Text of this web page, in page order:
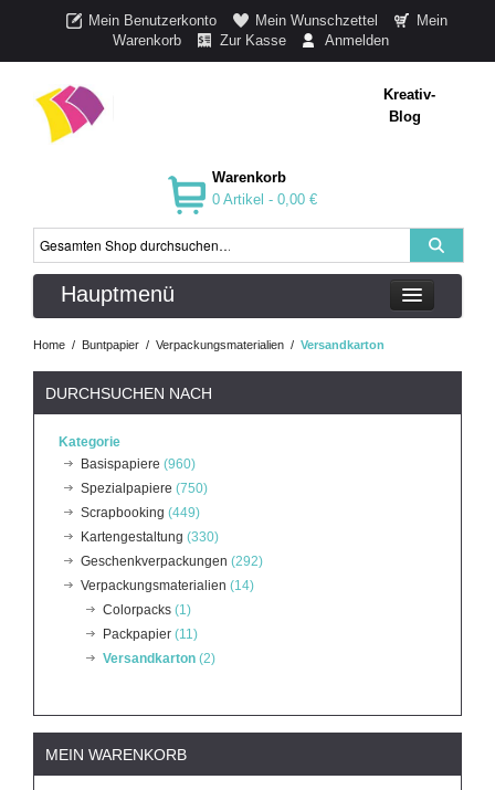
Mein Benutzerkonto Mein Wunschzettel
Mein
Warenkorb
Zur Kasse Anmelden
Kreativ-
Blog
Warenkorb
0 Artikel - 0,00 €
Hauptmenü
Home / Buntpapier / Verpackungsmaterialien / Versandkarton
DURCHSUCHEN NACH
Kategorie
Basispapiere (960)
Spezialpapiere (750)
Scrapbooking (449)
Kartengestaltung (330)
Geschenkverpackungen (292)
Verpackungsmaterialien (14)
Colorpacks (1)
Packpapier (11)
Versandkarton (2)
MEIN WARENKORB